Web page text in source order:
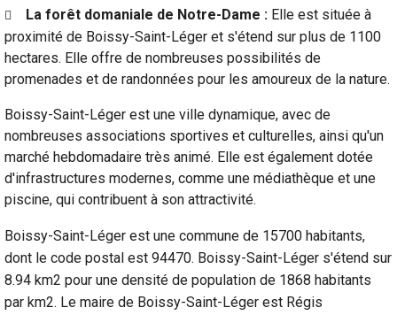
La forêt domaniale de Notre-Dame : Elle est située à
proximité de Boissy-Saint-Léger et s'étend sur plus de 1100
hectares. Elle offre de nombreuses possibilités de
promenades et de randonnées pour les amoureux de la nature.
Boissy-Saint-Léger est une ville dynamique, avec de
nombreuses associations sportives et culturelles, ainsi qu'un
marché hebdomadaire très animé. Elle est également dotée
d'infrastructures modernes, comme une médiathèque et une
piscine, qui contribuent à son attractivité.
Boissy-Saint-Léger est une commune de 15700 habitants,
dont le code postal est 94470. Boissy-Saint-Léger s'étend sur
8.94 km2 pour une densité de population de 1868 habitants
par km2. Le maire de Boissy-Saint-Léger est Régis